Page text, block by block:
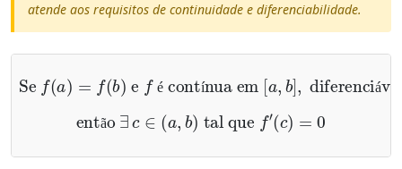
atende aos requisitos de continuidade e diferenciabilidade.
é í á
Sef (a )=f (b)ef
é contínua em[a,b] diferenciável em(a b),
ã
então ∃ c∈(a ,b )tal quef′(c 0